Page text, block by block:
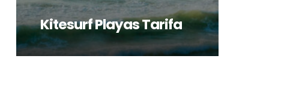
Kitesurf Playas Tarifa